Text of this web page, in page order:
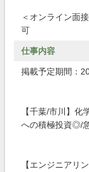
＜オンライン面
可
仕事内容
掲載予定期間：
【千葉/市川】
への積極投資◎/
【エンジニアリ